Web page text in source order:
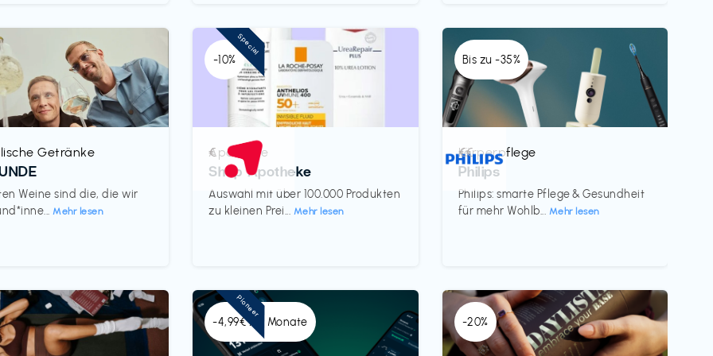
Getränke
Weine sind die, die wir
Mehr lesen
-10%
Apotheke
Shop Apotheke
Auswahl mit über 100.000 Produkten
zu kleinen Prei... Mehr lesen
€‎
Special
Bis zu -35%
Körperpflege
Philips
Philips: smarte Pflege & Gesundheit
für mehr Wohlb... Mehr lesen
€€‎
-4,99€ x 6 Monate
Pioneer
-20%